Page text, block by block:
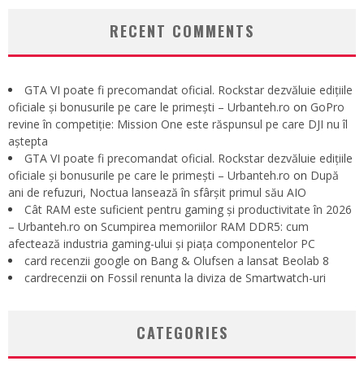
RECENT COMMENTS
GTA VI poate fi precomandat oficial. Rockstar dezvăluie edițiile
oficiale și bonusurile pe care le primești – Urbanteh.ro on GoPro
revine în competiție: Mission One este răspunsul pe care DJI nu îl
aștepta
GTA VI poate fi precomandat oficial. Rockstar dezvăluie edițiile
oficiale și bonusurile pe care le primești – Urbanteh.ro on După
ani de refuzuri, Noctua lansează în sfârșit primul său AIO
Cât RAM este suficient pentru gaming și productivitate în 2026
– Urbanteh.ro on Scumpirea memoriilor RAM DDR5: cum
afectează industria gaming-ului și piața componentelor PC
card recenzii google on Bang & Olufsen a lansat Beolab 8
cardrecenzii on Fossil renunta la diviza de Smartwatch-uri
CATEGORIES